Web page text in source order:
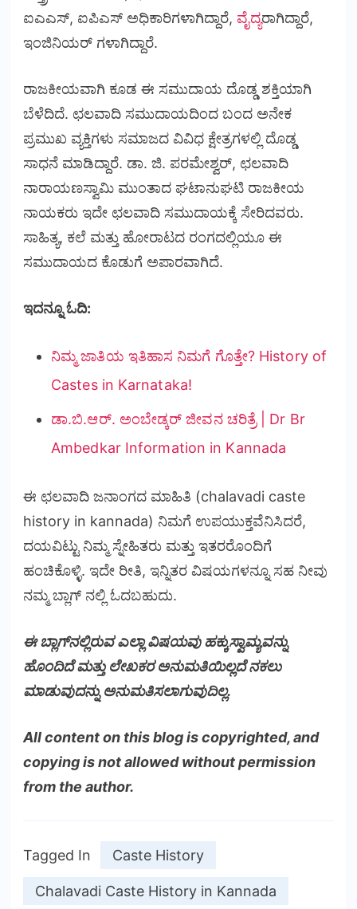
ಐಎಎಸ್, ಐಪಿಎಸ್ ಅಧಿಕಾರಿಗಳಾಗಿದ್ದಾರೆ, ವೈದ್ಯರಾಗಿದ್ದಾರೆ,
ಇಂಜಿನಿಯರ್ ಗಳಾಗಿದ್ದಾರೆ.
ರಾಜಕೀಯವಾಗಿ ಕೂಡ ಈ ಸಮುದಾಯ ದೊಡ್ಡ ಶಕ್ತಿಯಾಗಿ
ಬೆಳೆದಿದೆ. ಛಲವಾದಿ ಸಮುದಾಯದಿಂದ ಬಂದ ಅನೇಕ
ಪ್ರಮುಖ ವ್ಯಕ್ತಿಗಳು ಸಮಾಜದ ವಿವಿಧ ಕ್ಷೇತ್ರಗಳಲ್ಲಿ ದೊಡ್ಡ
ಸಾಧನೆ ಮಾಡಿದ್ದಾರೆ. ಡಾ. ಜಿ. ಪರಮೇಶ್ವರ್, ಛಲವಾದಿ
ನಾರಾಯಣಸ್ವಾಮಿ ಮುಂತಾದ ಘಟಾನುಘಟಿ ರಾಜಕೀಯ
ನಾಯಕರು ಇದೇ ಛಲವಾದಿ ಸಮುದಾಯಕ್ಕೆ ಸೇರಿದವರು.
ಸಾಹಿತ್ಯ, ಕಲೆ ಮತ್ತು ಹೋರಾಟದ ರಂಗದಲ್ಲಿಯೂ ಈ
ಸಮುದಾಯದ ಕೊಡುಗೆ ಅಪಾರವಾಗಿದೆ.
ಇದನ್ನೂ ಓದಿ:
ನಿಮ್ಮ ಜಾತಿಯ ಇತಿಹಾಸ ನಿಮಗೆ ಗೊತ್ತೇ? History of
Castes in Karnataka!
ಡಾ.ಬಿ.ಆರ್. ಅಂಬೇಡ್ಕರ್ ಜೀವನ ಚರಿತ್ರೆ | Dr Br
Ambedkar Information in Kannada
ಈ ಛಲವಾದಿ ಜನಾಂಗದ ಮಾಹಿತಿ (chalavadi caste
history in kannada) ನಿಮಗೆ ಉಪಯುಕ್ತವೆನಿಸಿದರೆ,
ದಯವಿಟ್ಟು ನಿಮ್ಮ ಸ್ನೇಹಿತರು ಮತ್ತು ಇತರರೊಂದಿಗೆ
ಹಂಚಿಕೊಳ್ಳಿ. ಇದೇ ರೀತಿ, ಇನ್ನಿತರ ವಿಷಯಗಳನ್ನೂ ಸಹ ನೀವು
ನಮ್ಮ ಬ್ಲಾಗ್ ನಲ್ಲಿ ಓದಬಹುದು.
ಈ ಬ್ಲಾಗ್‌ನಲ್ಲಿರುವ ಎಲ್ಲಾ ವಿಷಯವು ಹಕ್ಕುಸ್ವಾಮ್ಯವನ್ನು
ಹೊಂದಿದೆ ಮತ್ತು ಲೇಖಕರ ಅನುಮತಿಯಿಲ್ಲದೆ ನಕಲು
ಮಾಡುವುದನ್ನು ಅನುಮತಿಸಲಾಗುವುದಿಲ್ಲ.
All content on this blog is copyrighted, and
copying is not allowed without permission
from the author.
Tagged In Caste History
Chalavadi Caste History in Kannada